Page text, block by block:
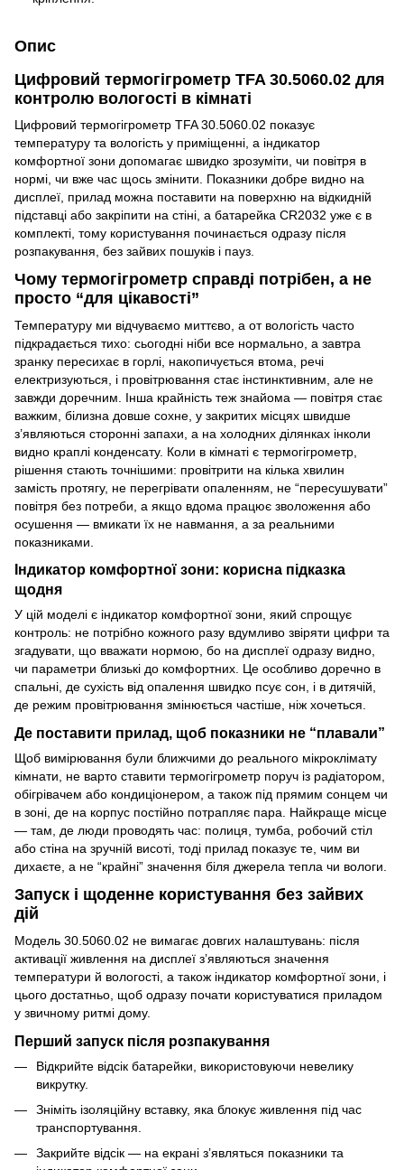
Опис
Цифровий термогігрометр TFA 30.5060.02 для
контролю вологості в кімнаті
Цифровий термогігрометр TFA 30.5060.02 показує
температуру та вологість у приміщенні, а індикатор
комфортної зони допомагає швидко зрозуміти, чи повітря в
нормі, чи вже час щось змінити. Показники добре видно на
дисплеї, прилад можна поставити на поверхню на відкидній
підставці або закріпити на стіні, а батарейка CR2032 уже є в
комплекті, тому користування починається одразу після
розпакування, без зайвих пошуків і пауз.
Чому термогігрометр справді потрібен, а не
просто “для цікавості”
Температуру ми відчуваємо миттєво, а от вологість часто
підкрадається тихо: сьогодні ніби все нормально, а завтра
зранку пересихає в горлі, накопичується втома, речі
електризуються, і провітрювання стає інстинктивним, але не
завжди доречним. Інша крайність теж знайома — повітря стає
важким, білизна довше сохне, у закритих місцях швидше
з’являються сторонні запахи, а на холодних ділянках інколи
видно краплі конденсату. Коли в кімнаті є термогігрометр,
рішення стають точнішими: провітрити на кілька хвилин
замість протягу, не перегрівати опаленням, не “пересушувати”
повітря без потреби, а якщо вдома працює зволоження або
осушення — вмикати їх не навмання, а за реальними
показниками.
Індикатор комфортної зони: корисна підказка
щодня
У цій моделі є індикатор комфортної зони, який спрощує
контроль: не потрібно кожного разу вдумливо звіряти цифри та
згадувати, що вважати нормою, бо на дисплеї одразу видно,
чи параметри близькі до комфортних. Це особливо доречно в
спальні, де сухість від опалення швидко псує сон, і в дитячій,
де режим провітрювання змінюється частіше, ніж хочеться.
Де поставити прилад, щоб показники не “плавали”
Щоб вимірювання були ближчими до реального мікроклімату
кімнати, не варто ставити термогігрометр поруч із радіатором,
обігрівачем або кондиціонером, а також під прямим сонцем чи
в зоні, де на корпус постійно потрапляє пара. Найкраще місце
— там, де люди проводять час: полиця, тумба, робочий стіл
або стіна на зручній висоті, тоді прилад показує те, чим ви
дихаєте, а не “крайні” значення біля джерела тепла чи вологи.
Запуск і щоденне користування без зайвих
дій
Модель 30.5060.02 не вимагає довгих налаштувань: після
активації живлення на дисплеї з’являються значення
температури й вологості, а також індикатор комфортної зони, і
цього достатньо, щоб одразу почати користуватися приладом
у звичному ритмі дому.
Перший запуск після розпакування
Відкрийте відсік батарейки, використовуючи невелику
викрутку.
Зніміть ізоляційну вставку, яка блокує живлення під час
транспортування.
Закрийте відсік — на екрані з’являться показники та